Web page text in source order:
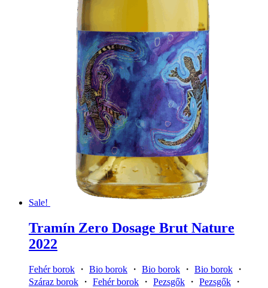
Sale!
Tramín Zero Dosage Brut Nature
2022
Fehér borok ・ Bio borok ・ Bio borok ・ Bio borok ・
Száraz borok ・ Fehér borok ・ Pezsgők ・ Pezsgők ・